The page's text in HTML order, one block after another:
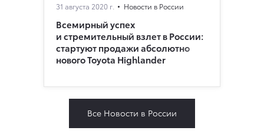
31 августа 2020 г. Новости в России
Всемирный успех
и стремительный взлет в России:
стартуют продажи абсолютно
нового Toyota Highlander
Все Новости в России